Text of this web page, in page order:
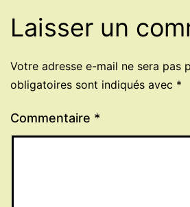
Laisser un
Votre adresse e-mail ne sera pas
obligatoires sont indiqués avec *
Commentaire *